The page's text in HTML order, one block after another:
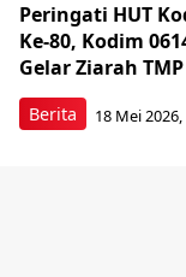
Berita
Peringati HUT
Ke-80, Kodim
Gelar Ziarah
18 Mei